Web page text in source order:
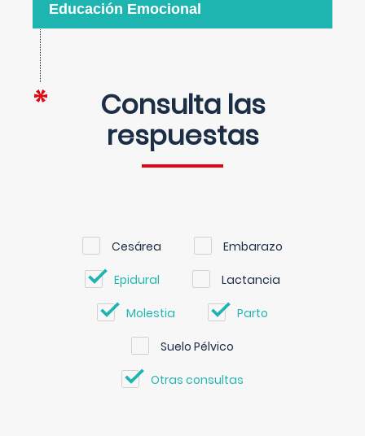
Educación Emocional
Consulta las
respuestas
Cesárea Embarazo
Epidural Lactancia
Molestia Parto
Suelo Pélvico
Otras consultas